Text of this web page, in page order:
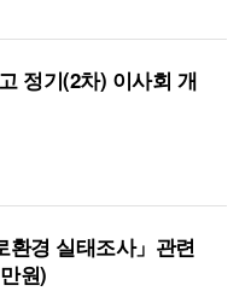
정기(2차) 이사회 개
환경 실태조사」관련
원)